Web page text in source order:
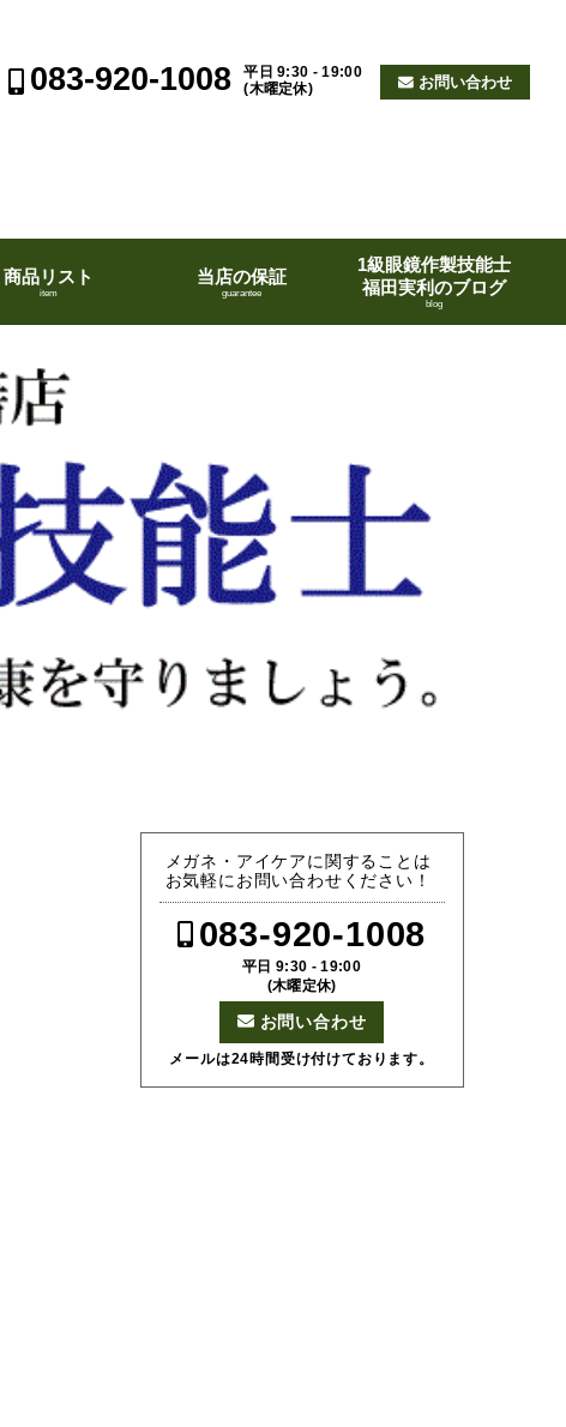
083-920-1008
平日 9:30 - 19:00
(木曜定休)
お問い合わせ
商品リスト
item
当店の保証
guarantee
1級眼鏡作製技能士
福田実利のブログ
blog
メガネ・アイケアに関することは
お気軽にお問い合わせください！
083-920-1008
平日 9:30 - 19:00
(木曜定休)
お問い合わせ
メールは24時間受け付けております。